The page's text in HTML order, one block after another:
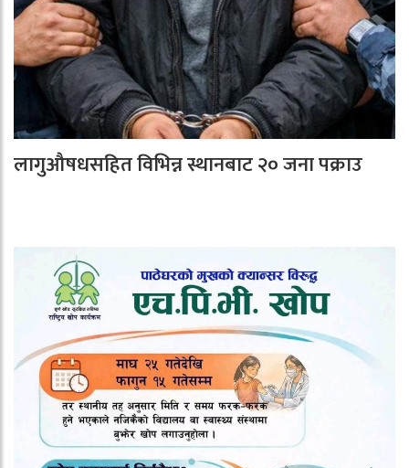
लागुऔषधसहित विभिन्न स्थानबाट २० जना पक्राउ